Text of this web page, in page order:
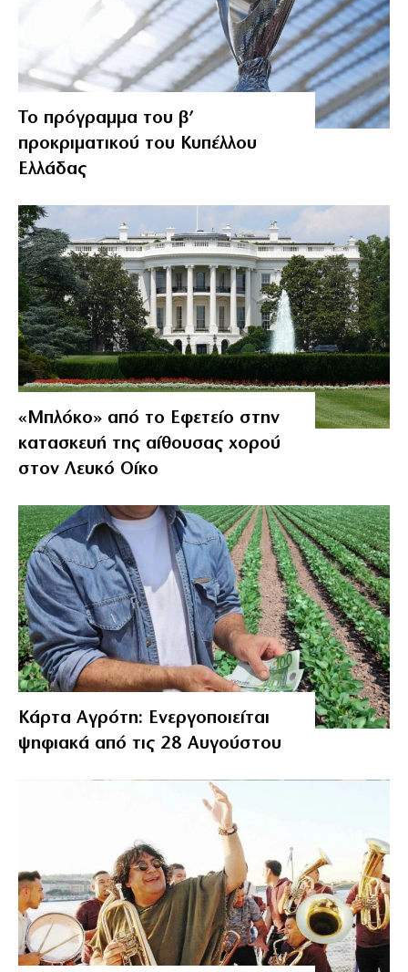
Το πρόγραμμα του β’
προκριματικού του Κυπέλλου
Ελλάδας
«Μπλόκο» από το Εφετείο στην
κατασκευή της αίθουσας χορού
στον Λευκό Οίκο
Κάρτα Αγρότη: Ενεργοποιείται
ψηφιακά από τις 28 Αυγούστου